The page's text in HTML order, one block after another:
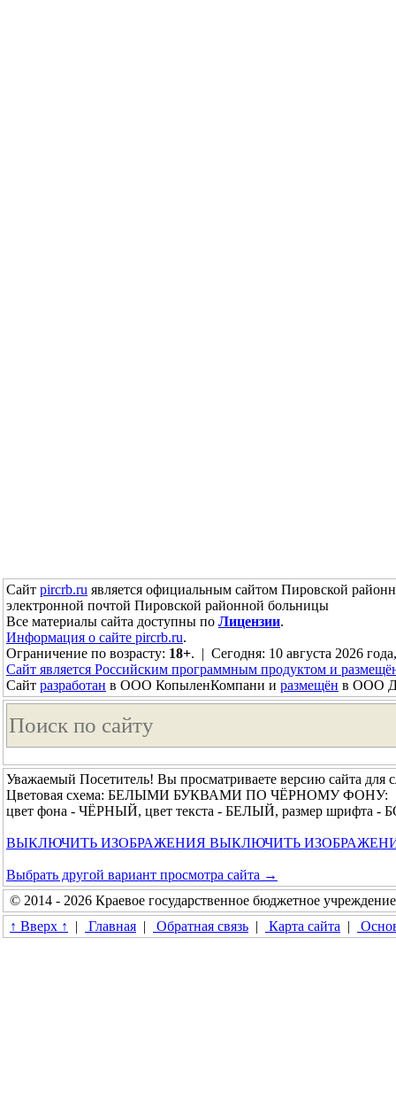
Сайт pircrb.ru является официальным сайтом Пировской
электронной почтой Пировской районной больницы
Все материалы сайта доступны по Лицензии.
Информация о сайте pircrb.ru.
Ограничение по возрасту: 18+. | Сегодня: 10 августа 2026
Сайт является Российским программным продуктом и
Сайт разработан в ООО КопыленКомпани и размещён в ООО
Уважаемый Посетитель! Вы просматриваете версию сайта для
Цветовая схема: БЕЛЫМИ БУКВАМИ ПО ЧЁРНОМУ ФОНУ:
цвет фона - ЧЁРНЫЙ, цвет текста - БЕЛЫЙ, размер шрифта
ВЫКЛЮЧИТЬ ИЗОБРАЖЕНИЯ ВЫКЛЮЧИТЬ
Выбрать другой вариант просмотра сайта →
© 2014 - 2026 Краевое государственное бюджетное
↑ Вверх ↑
| Главная | Обратная связь | Карта сайта |